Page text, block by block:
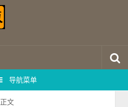
导航菜单
正文